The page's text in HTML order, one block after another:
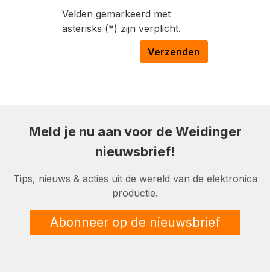
Velden gemarkeerd met
asterisks (*) zijn verplicht.
Verzenden
Meld je nu aan voor de Weidinger
nieuwsbrief!
Tips, nieuws & acties uit de wereld van de elektronica
productie.
Abonneer op de nieuwsbrief